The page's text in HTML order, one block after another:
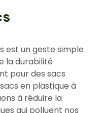
est un geste simple
la durabilité
pour des sacs
en plastique à
à réduire la
qui polluent nos